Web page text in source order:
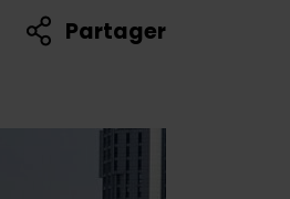
Partager